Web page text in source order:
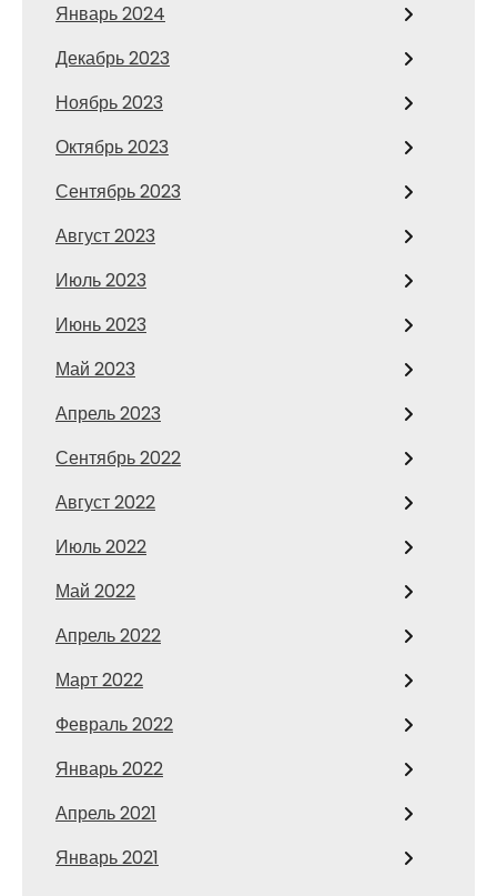
Январь 2024
Декабрь 2023
Ноябрь 2023
Октябрь 2023
Сентябрь 2023
Август 2023
Июль 2023
Июнь 2023
Май 2023
Апрель 2023
Сентябрь 2022
Август 2022
Июль 2022
Май 2022
Апрель 2022
Март 2022
Февраль 2022
Январь 2022
Апрель 2021
Январь 2021